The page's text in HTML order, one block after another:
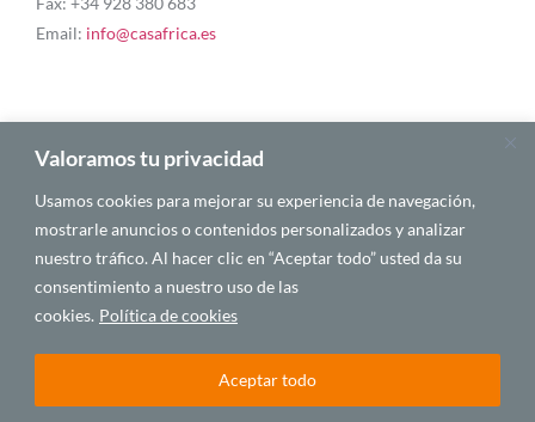
Valoramos tu privacidad
Usamos cookies para mejorar su experiencia de navegación,
mostrarle anuncios o contenidos personalizados y analizar
nuestro tráfico. Al hacer clic en “Aceptar todo” usted da su
consentimiento a nuestro uso de las
cookies. Política de cookies
Aceptar todo
Email: info@casafrica.es
Blog
About Us
Personalities
English